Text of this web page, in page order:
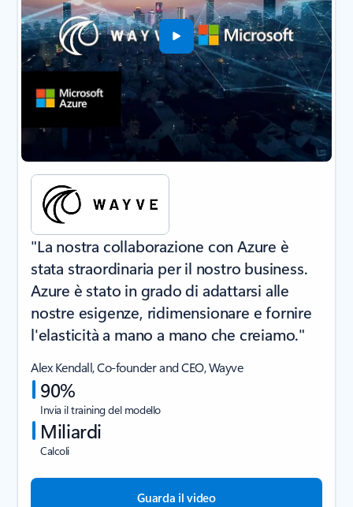
"La nostra collaborazione con Azure è
stata straordinaria per il nostro business.
Azure è stato in grado di adattarsi alle
nostre esigenze, ridimensionare e fornire
l'elasticità a mano a mano che creiamo."
Alex Kendall, Co-founder and CEO, Wayve
90%
Invia il training del modello
Miliardi
Calcoli
Guarda il video